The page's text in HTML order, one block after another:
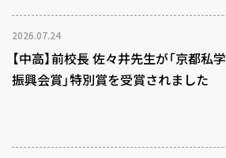
2026.07.24
【中高】前校長 佐々井先生が「京都私学
振興会賞」特別賞を受賞されました